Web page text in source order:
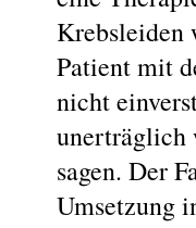
Krebsleiden
Patient mit
nicht
unerträglich
sagen. Der
Umsetzung